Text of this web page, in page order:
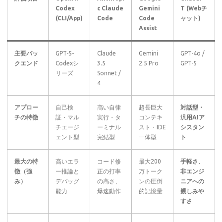
Codex
(CLI/App)
c Claude
Code
Gemini
Code
Assist
T (Webチ
ャット)
主要バッ
クエンド
GPT-5-
Codexシ
リーズ
Claude
3.5
Sonnet /
4
Gemini
2.5 Pro
GPT-4o /
GPT-5
アプロー
チの特徴
自己検
証・マル
チエージ
ェント型
高い自律
実行・タ
ーミナル
完結型
超長巨大
コンテキ
スト・IDE
一体型
対話型・
汎用AIア
シスタン
ト
最大の特
徴（強
み）
高いエラ
ー推論と
デバッグ
能力
コード修
正の打率
の高さ、
爆速動作
最大200
万トーク
ンの圧倒
的記憶量
手軽さ、
非エンジ
ニアへの
親しみや
すさ